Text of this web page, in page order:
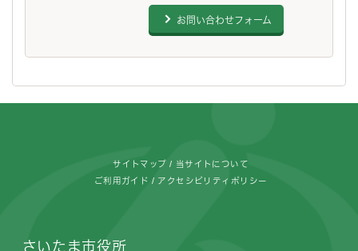
お問い合わせフォーム
サイトマップ 当サイトについて
ご利用ガイド アクセシビリティポリシー
さいたま市役所